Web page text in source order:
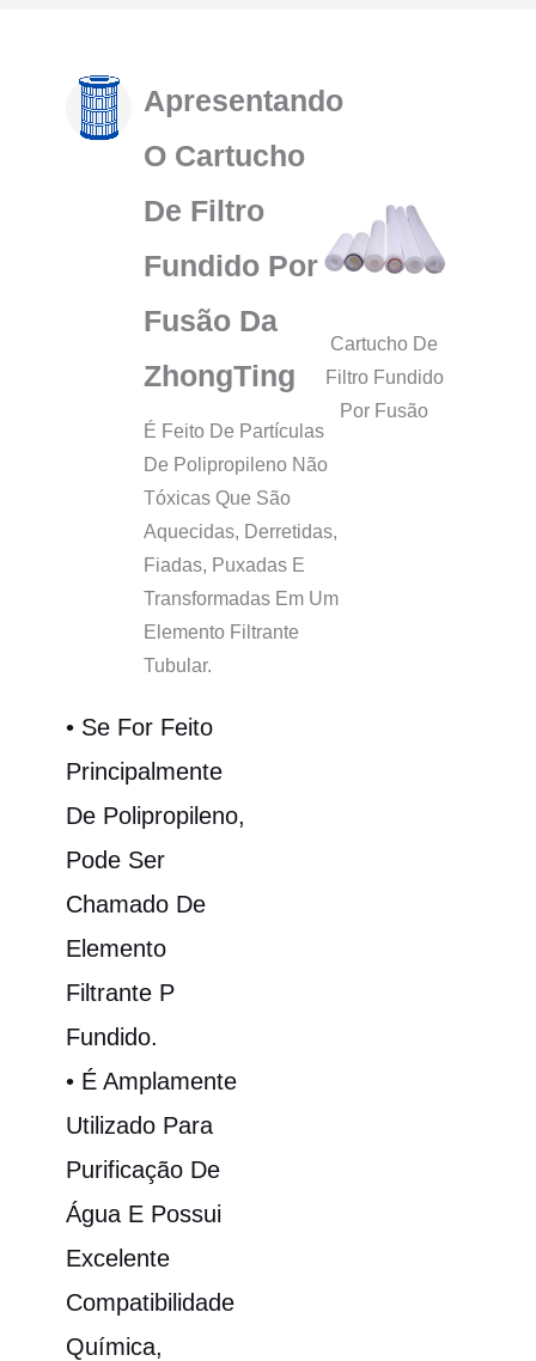
Apresentando
O Cartucho
De Filtro
Fundido Por
Fusão Da
ZhongTing
É Feito De Partículas
De Polipropileno Não
Tóxicas Que São
Aquecidas, Derretidas,
Fiadas, Puxadas E
Transformadas Em Um
Elemento Filtrante
Tubular.
• Se For Feito
Principalmente
De Polipropileno,
Pode Ser
Chamado De
Elemento
Filtrante P
Fundido.
• É Amplamente
Utilizado Para
Purificação De
Água E Possui
Excelente
Compatibilidade
Química,
Cartucho De
Filtro Fundido
Por Fusão